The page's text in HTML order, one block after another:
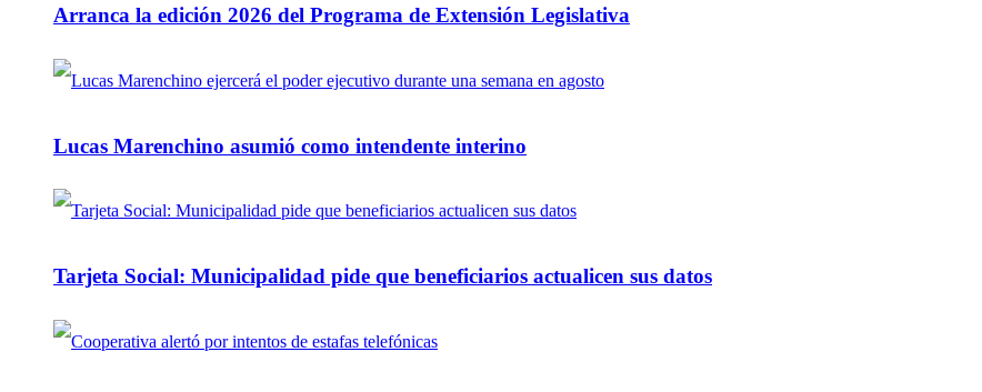
Arranca la edición 2026 del Programa de Extensión Legislativa
Lucas Marenchino asumió como intendente interino
Tarjeta Social: Municipalidad pide que beneficiarios actualicen sus datos